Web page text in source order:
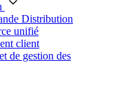
Distribution
unifié
client
de gestion des